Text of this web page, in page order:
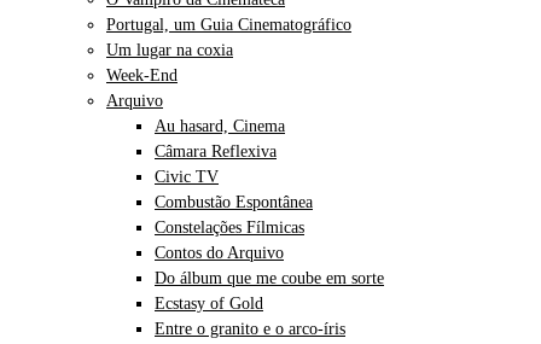
Portugal, um Guia Cinematográfico
Um lugar na coxia
Week-End
Arquivo
Au hasard, Cinema
Câmara Reflexiva
Civic TV
Combustão Espontânea
Constelações Fílmicas
Contos do Arquivo
Do álbum que me coube em sorte
Ecstasy of Gold
Entre o granito e o arco-íris